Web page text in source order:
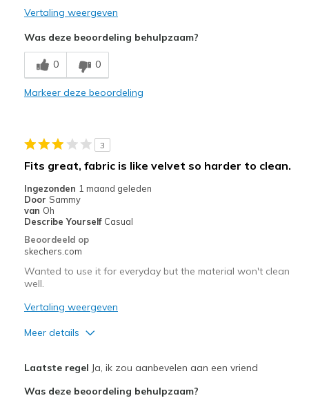
Vertaling weergeven
Was deze beoordeling behulpzaam?
0 0
Markeer deze beoordeling
3
Fits great, fabric is like velvet so harder to clean.
Ingezonden 1 maand geleden
Door Sammy
van Oh
Describe Yourself Casual
Beoordeeld op
skechers.com
Wanted to use it for everyday but the material won't clean
well.
Vertaling weergeven
Meer details
Laatste regel Ja, ik zou aanbevelen aan een vriend
Was deze beoordeling behulpzaam?